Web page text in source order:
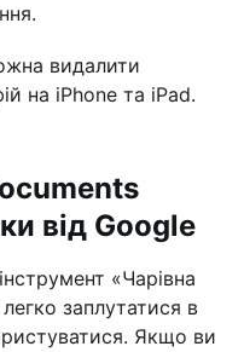
видалити
на iPhone та iPad.
від Google
«Чарівна
заплутатися в
Якщо ви